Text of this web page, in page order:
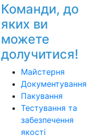
Команди, до
яких ви
можете
долучитися!
Майстерня
Документування
Пакування
Тестування та
забезпечення
якості